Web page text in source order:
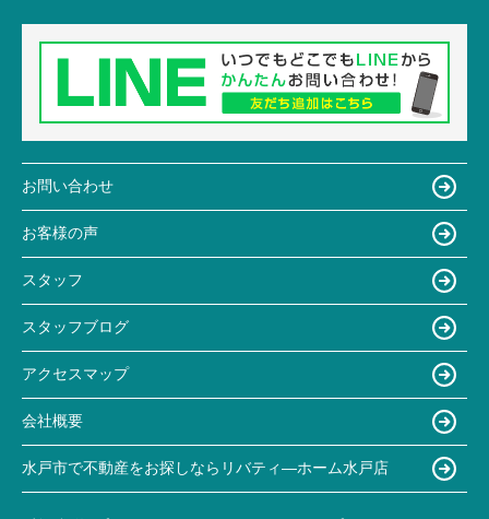
お問い合わせ
お客様の声
スタッフ
スタッフブログ
アクセスマップ
会社概要
水戸市で不動産をお探しならリバティ―ホーム水戸店